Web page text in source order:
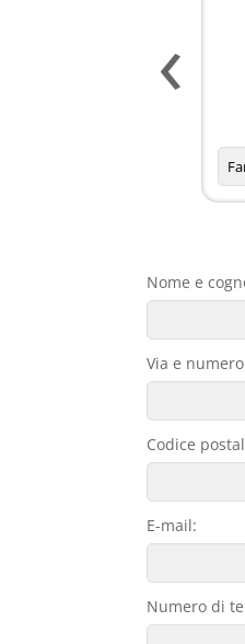
‹
Nome e
Via e
Codice
E-mail:
Numero di